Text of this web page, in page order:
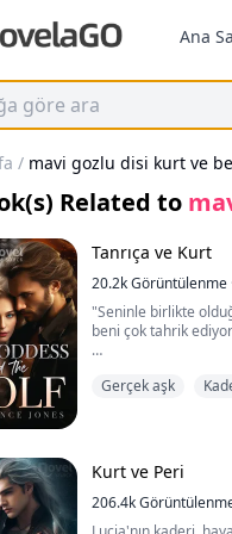
Ana
/ mavi gozlu disi kurt ve
Related to
Tanrıça ve Kurt
20.2kGörüntülenme
"Seninle birlikte
beni çok tahrik
gerçek olabileceğini
kez tanışır ve onun
getiren adam
mükemmel adam,
ediyordu, ona her
Gerçek aşk
Kurt ve Peri
206.4k